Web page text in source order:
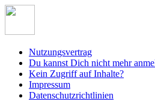
Nutzungsvertrag
Du kannst Dich nicht mehr
Kein Zugriff auf Inhalte?
Impressum
Datenschutzrichtlinien